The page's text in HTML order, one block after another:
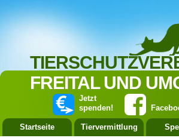
FREITAL UND
Jetzt
spenden!
Startseite Tiervermittlung